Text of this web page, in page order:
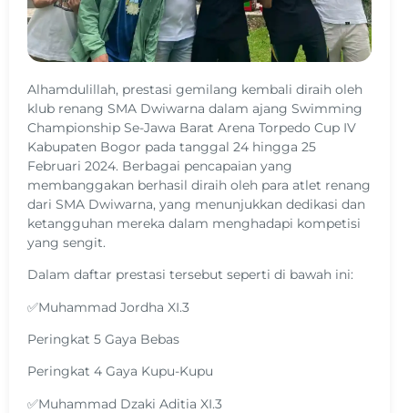
Alhamdulillah, prestasi gemilang kembali diraih oleh
klub renang SMA Dwiwarna dalam ajang Swimming
Championship Se-Jawa Barat Arena Torpedo Cup IV
Kabupaten Bogor pada tanggal 24 hingga 25
Februari 2024. Berbagai pencapaian yang
membanggakan berhasil diraih oleh para atlet renang
dari SMA Dwiwarna, yang menunjukkan dedikasi dan
ketangguhan mereka dalam menghadapi kompetisi
yang sengit.
Dalam daftar prestasi tersebut seperti di bawah ini:
✅Muhammad Jordha XI.3
Peringkat 5 Gaya Bebas
Peringkat 4 Gaya Kupu-Kupu
✅Muhammad Dzaki Aditia XI.3